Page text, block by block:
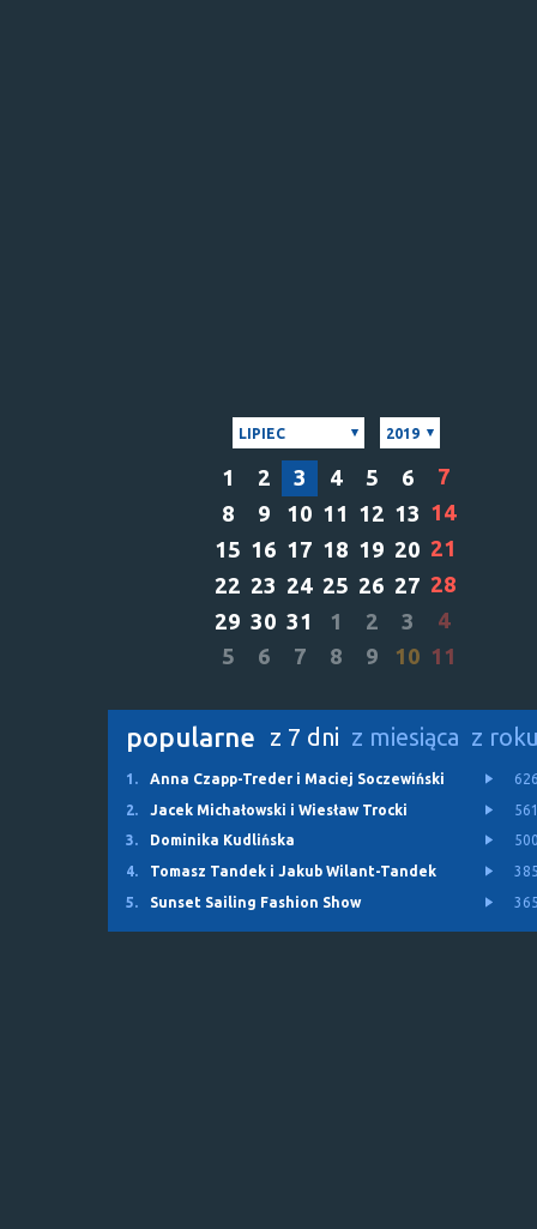
LIPIEC 2019
1 2 3 4 5 6
7
8
9 10 11 12 13 14
15 16 17 18 19 20 21
22 23 24 25 26 27 28
29 30 31 1 2 3
4
5
6 7 8 9 10 11
popularne z 7 dni z miesiąca z
1. Anna Czapp-Treder i Maciej Soczewiński
2.
Jacek Michałowski i Wiesław Trocki
3.
Dominika Kudlińska
4.
Tomasz Tandek i Jakub Wilant-Tandek
5.
Sunset Sailing Fashion Show